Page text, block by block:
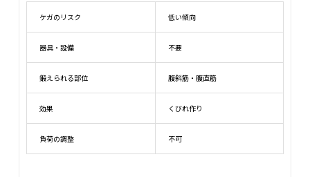
ケガのリスク 低い傾向
器具・設備 不要
鍛えられる部位 腹斜筋・腹直筋
効果 くびれ作り
負荷の調整 不可